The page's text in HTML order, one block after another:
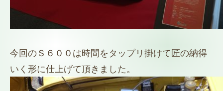
今回のＳ６００は時間をタップリ掛けて匠の納得
いく形に仕上げて頂きました。